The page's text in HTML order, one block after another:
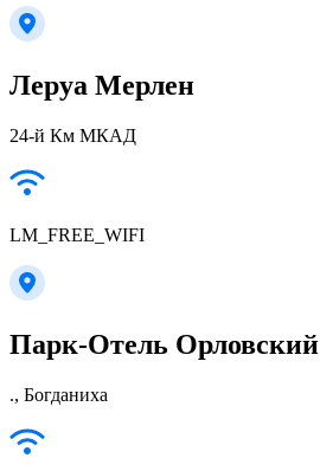
Леруа Мерлен
24-й Км МКАД
LM_FREE_WIFI
Парк-Отель Орловский
., Богданиха